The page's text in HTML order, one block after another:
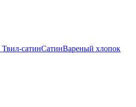
Твил-сатинСатинВареный хлопок